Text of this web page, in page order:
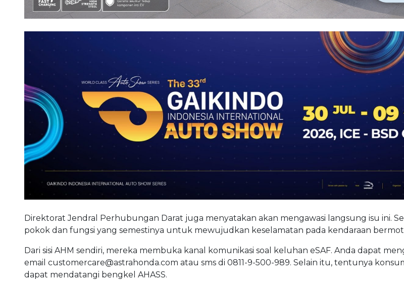
Direktorat Jendral Perhubungan Darat juga menyatakan akan mengawasi langsung isu ini.
pokok dan fungsi yang semestinya untuk mewujudkan keselamatan pada kendaraan
Dari sisi AHM sendiri, mereka membuka kanal komunikasi soal keluhan eSAF. Anda dapat
email customercare@astrahonda.com atau sms di 0811-9-500-989. Selain itu, tentunya
dapat mendatangi bengkel AHASS.